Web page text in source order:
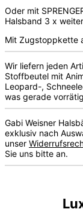
Oder mit
Halsband 3 x
Mit Zugstoppkette
Wir liefern jeden
Stoffbeutel mit
Leopard-,
was gerade
Gabi Weisner
exklusiv nach
unser
Sie uns bitte an.